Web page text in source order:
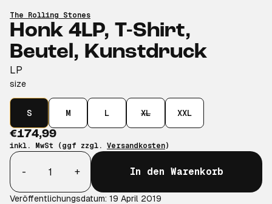
The Rolling Stones
Honk 4LP, T-Shirt,
Beutel, Kunstdruck
LP
size
S M L XL XXL
€174,99
inkl. MwSt (ggf zzgl. Versandkosten)
Anzahl
-
+ In den Warenkorb
Veröffentlichungsdatum: 19 April 2019